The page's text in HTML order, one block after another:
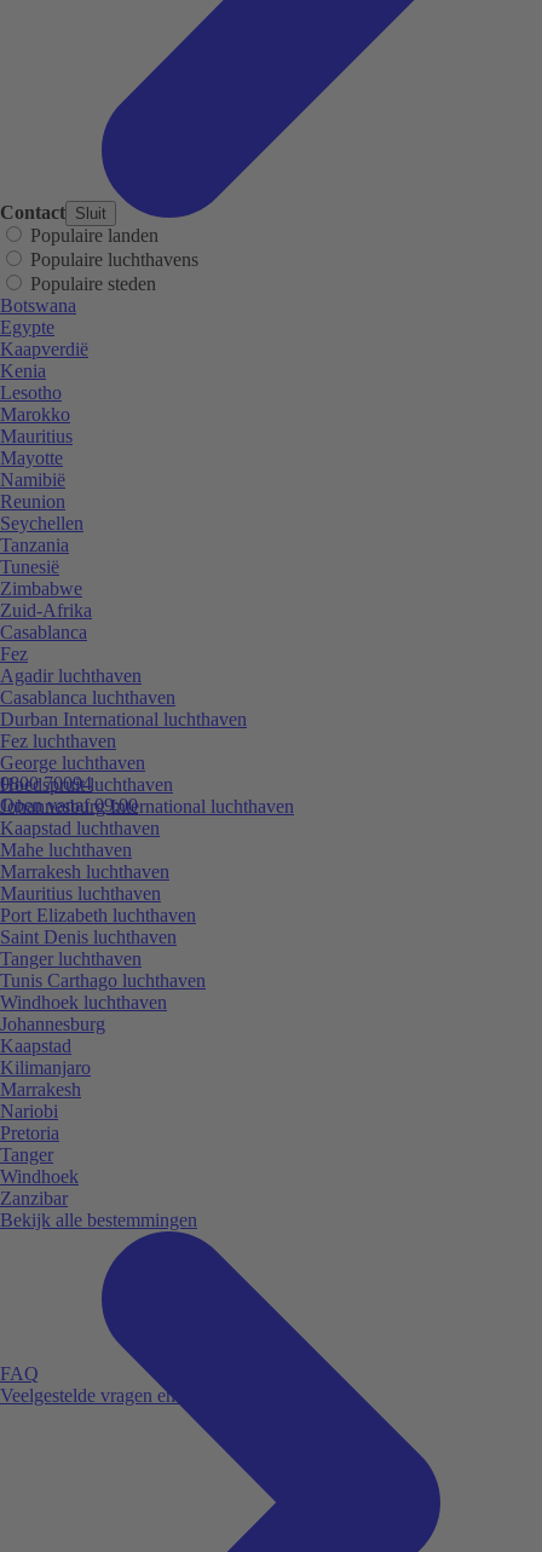
Contact Sluit
0800 70094
Open vanaf 09:00
FAQ
Veelgestelde vragen en antwoorden.
Populaire landen
Populaire luchthavens
Populaire steden
Botswana
Egypte
Kaapverdië
Kenia
Lesotho
Marokko
Mauritius
Mayotte
Namibië
Reunion
Seychellen
Tanzania
Tunesië
Zimbabwe
Zuid-Afrika
Casablanca
Fez
Agadir luchthaven
Casablanca luchthaven
Durban International luchthaven
Fez luchthaven
George luchthaven
Hoedspruit luchthaven
Johannesburg International luchthaven
Kaapstad luchthaven
Mahe luchthaven
Marrakesh luchthaven
Mauritius luchthaven
Port Elizabeth luchthaven
Saint Denis luchthaven
Tanger luchthaven
Tunis Carthago luchthaven
Windhoek luchthaven
Johannesburg
Kaapstad
Kilimanjaro
Marrakesh
Nariobi
Pretoria
Tanger
Windhoek
Zanzibar
Bekijk alle bestemmingen